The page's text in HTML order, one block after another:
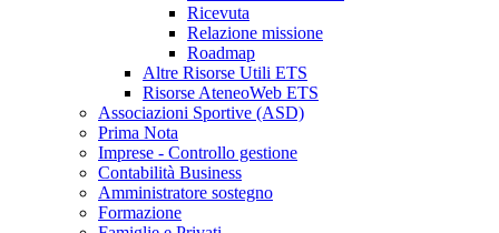
Ricevuta
Relazione missione
Roadmap
Altre Risorse Utili ETS
Risorse AteneoWeb ETS
Associazioni Sportive (ASD)
Prima Nota
Imprese - Controllo gestione
Contabilità Business
Amministratore sostegno
Formazione